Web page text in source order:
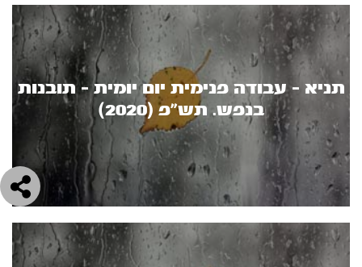
תניא - עבודה פנימית יום יומית - תובנות
בנפש. תש"פ (2020)